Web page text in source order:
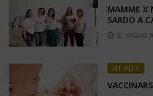
MAMME X
SARDO A
21 MAGGIO
ATTUALITÀ